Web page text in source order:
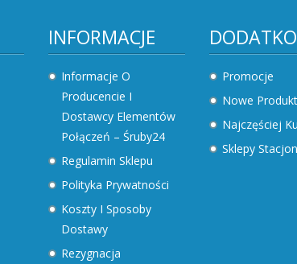
INFORMACJE
Informacje O
Producencie I
Dostawcy Elementów
Połączeń – Śruby24
Regulamin Sklepu
Polityka Prywatności
Koszty I Sposoby
Dostawy
Rezygnacja
Promocje
Nowe
Najczęściej
Sklepy